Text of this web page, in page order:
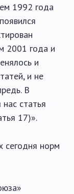
1992 года
2001 года и
и
и не
В
статья
17)».
сегодня норм